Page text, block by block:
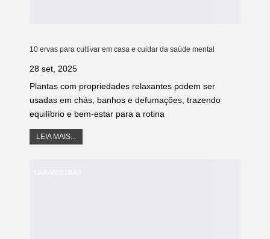
10 ervas para cultivar em casa e cuidar da saúde mental
28 set, 2025
Plantas com propriedades relaxantes podem ser
usadas em chás, banhos e defumações, trazendo
equilíbrio e bem-estar para a rotina
LEIA MAIS...